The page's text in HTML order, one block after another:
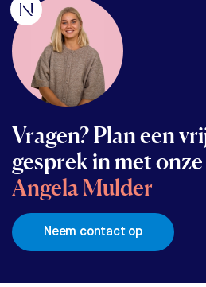
Vragen? Plan een
gesprek in met
Angela Mulder
Neem contact op